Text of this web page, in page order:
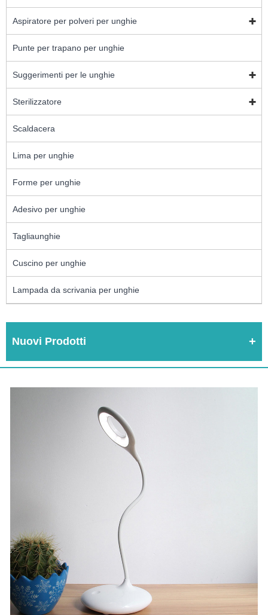
Aspiratore per polveri per unghie
Punte per trapano per unghie
Suggerimenti per le unghie
Sterilizzatore
Scaldacera
Lima per unghie
Forme per unghie
Adesivo per unghie
Tagliaunghie
Cuscino per unghie
Lampada da scrivania per unghie
Nuovi Prodotti